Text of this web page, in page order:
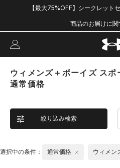
【最大75%OFF】シークレット
商品のお届けに
ウィメンズ＋ボーイズ スポ
通常価格
絞り込み検索
選択中の条件： 通常価格 ウィメン